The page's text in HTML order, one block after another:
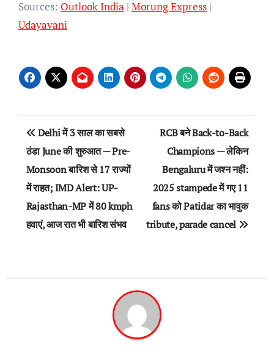
Sources: Outlook India | Morung Express|
Udayavani
Post
navigation
Delhi में 3 साल का सबसे
ठंडा June की शुरुआत — Pre-
Monsoon बारिश से 17 राज्यों
में राहत; IMD Alert: UP-
Rajasthan-MP में 80 kmph
हवाएं, आज रात भी बारिश संभव
RCB बने Back-to-Back
Champions — लेकिन
Bengaluru में जश्न नहीं:
2025 stampede में गए 11
fans को Patidar का भावुक
tribute, parade cancel